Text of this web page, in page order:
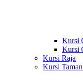
Kursi
Kursi
Kursi Raja
Kursi